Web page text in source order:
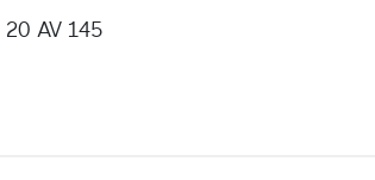
20 AV 145